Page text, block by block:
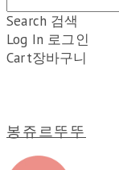
Search 검색
Log In 로그인
Cart장바구니
봉쥬르뚜뚜